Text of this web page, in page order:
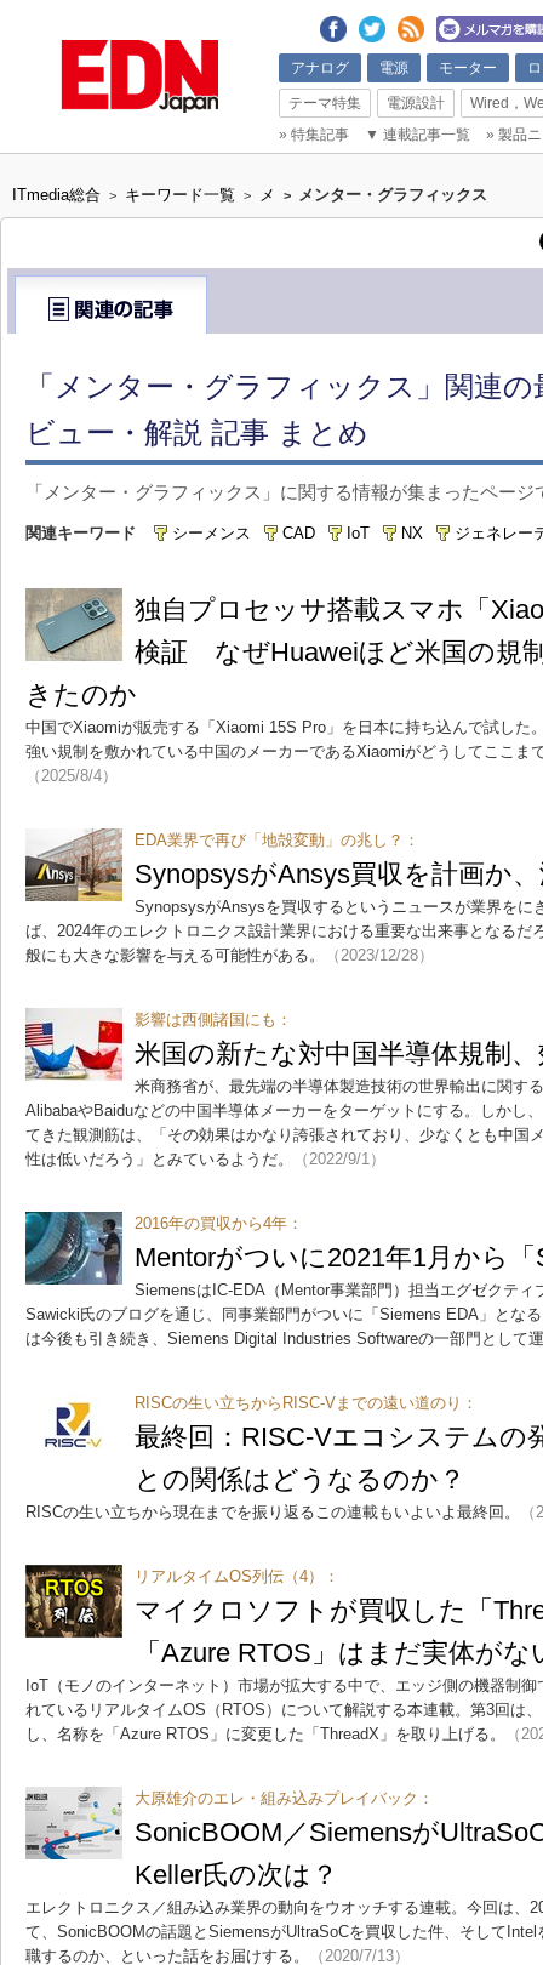
アナログ 電源 モーター
テーマ特集 電源設計
Wired，
» 特集記事 ▼ 連載記事一覧 » 製品
ITmedia総合 > キーワード一覧 > メ > メンター・グラフィックス
「メンター・グラフィックス」関連
ビュー・解説 記事 まとめ
「メンター・グラフィックス」に関する情報が集まったページ
関連キーワード シーメンス CAD IoT NX ジェネレー
独自プロセッサ搭載スマホ「
検証 なぜHuaweiほど米国の規
きたのか
中国でXiaomiが販売する「Xiaomi 15S Pro」を日本に持ち込んで試した
強い規制を敷かれている中国のメーカーであるXiaomiがどうしてここま
（2025/8/4）
EDA業界で再び「地殻変動」の兆し？：
SynopsysがAnsys買収を計画か
SynopsysがAnsysを買収するというニュースが業界をに
ば、2024年のエレクトロニクス設計業界における重要な出来事となるだ
般にも大きな影響を与える可能性がある。
（2023/12/28）
影響は西側諸国にも：
米国の新たな対中国半導体規制
米商務省が、最先端の半導体製造技術の世界輸出に関す
AlibabaやBaiduなどの中国半導体メーカーをターゲットにする。しかし
てきた観測筋は、「その効果はかなり誇張されており、少なくとも中国
性は低いだろう」とみているようだ。
（2022/9/1）
2016年の買収から4年：
Mentorがついに2021年1月から
SiemensはIC-EDA（Mentor事業部門）担当エグゼクティ
Sawicki氏のブログを通じ、同事業部門がついに「Siemens EDA」とな
は今後も引き続き、Siemens Digital Industries Softwareの一部門として
RISCの生い立ちからRISC-Vまでの遠い道のり：
最終回：RISC-Vエコシステム
との関係はどうなるのか？
RISCの生い立ちから現在までを振り返るこの連載もいよいよ最終回。
リアルタイムOS列伝（4）：
マイクロソフトが買収した「
「Azure RTOS」はまだ実体がな
IoT（モノのインターネット）市場が拡大する中で、エッジ側の機器制
れているリアルタイムOS（RTOS）について解説する本連載。第3回は
し、名称を「Azure RTOS」に変更した「ThreadX」を取り上げる。
（
大原雄介のエレ・組み込みプレイバック：
SonicBOOM／Siemensが
Keller氏の次は？
エレクトロニクス／組み込み業界の動向をウオッチする連載。今回は、
て、SonicBOOMの話題とSiemensがUltraSoCを買収した件、そして
職するのか、といった話をお届けする。
（2020/7/13）